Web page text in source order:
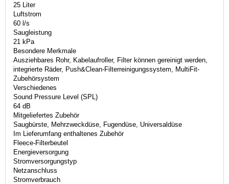
25 Liter
Luftstrom
60 l/s
Saugleistung
21 kPa
Besondere Merkmale
Ausziehbares Rohr, Kabelaufroller, Filter können gereinigt werden,
integrierte Räder, Push&Clean-Filterreinigungssystem, MultiFit-
Zubehörsystem
Verschiedenes
Sound Pressure Level (SPL)
64 dB
Mitgeliefertes Zubehör
Saugbürste, Mehrzweckdüse, Fugendüse, Universaldüse
Im Lieferumfang enthaltenes Zubehör
Fleece-Filterbeutel
Energieversorgung
Stromversorgungstyp
Netzanschluss
Stromverbrauch